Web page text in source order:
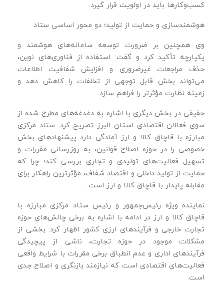
کسب‌وکارها باید در اولویت قرار گیرد.
هوشمندسازی و حمایت از تولید؛ دو محور اساسی ستاد
وی همچنین بر ضرورت توسعه سامانه‌های هوشمند و
یکپارچه تأکید کرد و گفت: استفاده از فناوری‌های نوین،
حذف مراجعات غیرضروری و افزایش شفافیت اطلاعات
می‌تواند بخش قابل توجهی از تخلفات را کاهش دهد و
زمینه نظارت مؤثرتر را فراهم سازد.
حقیقی در بخش دیگری با اشاره به دغدغه‌های مطرح‌ شده از
سوی فعالان اقتصادی استان البرز تصریح کرد: ستاد مرکزی
مبارزه با قاچاق کالا و ارز آمادگی دارد پیشنهادهای بخش
خصوصی را در حوزه اصلاح قوانین، به‌ روزرسانی مقررات و
تسهیل فعالیت‌های تولیدی و تجاری بررسی کند؛ چرا که
حمایت از تولید داخلی و اقتصاد شفاف، مؤثرترین راهکار برای
مقابله پایدار با قاچاق کالا و ارز است.
نماینده ویژه رئیس‌جمهور و رئیس ستاد مرکزی مبارزه با
قاچاق کالا و ارز در ادامه با اشاره به برخی چالش‌های حوزه
تجارت خارجی و فرآیندهای ارزی کشور اظهار کرد: بخشی از
مشکلات موجود در حوزه تجارت، ناشی از پیچیدگی
فرآیندهای اداری و عدم انطباق برخی مقررات با شرایط واقعی
فعالیت‌های اقتصادی است که نیازمند بازنگری و اصلاح جدی
است.